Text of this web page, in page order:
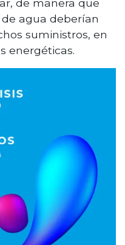
de manera que
agua deberían
suministros, en
energéticas.